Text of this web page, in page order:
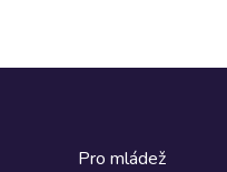
Pro mládež